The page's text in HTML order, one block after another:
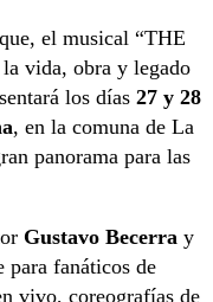
el musical “THE
vida, obra y legado
los días 27 y 28
, en la comuna de La
panorama para las
Gustavo Becerra y
para fanáticos de
vivo, coreografías de